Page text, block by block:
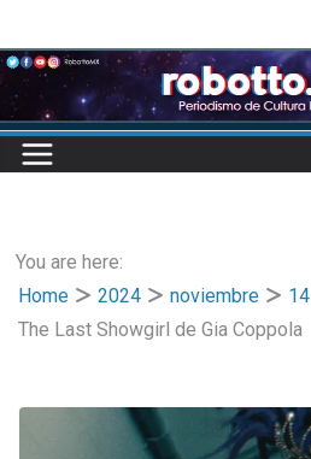
to
content
You are here:
Home
2024 noviembre
14
The Last Showgirl de Gia Coppola